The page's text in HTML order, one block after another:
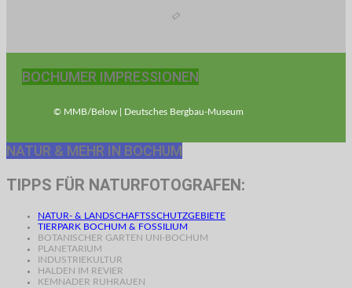
BOCHUMER IMPRESSIONEN
© MMB/Below | Deutsches Bergbau-Museum
NATUR & MEHR IN BOCHUM
TIPPS FÜR NATURFOTOGRAFEN:
NATUR- & LANDSCHAFTSSCHUTZGEBIETE
TIERPARK BOCHUM & FOSSILIUM
BOTANISCHER GARTEN UNI-BOCHUM
PLANETARIUM
INDUSTRIEKULTUR
HALDEN IM REVIER
KEMNADER RUHRAUEN